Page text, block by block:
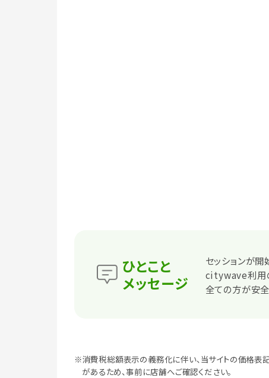
ひとこと
メッセージ
セッションが開
citywave利用の
全ての方が安
※消費税総額表示の義務化に伴い、当サイトの価格表
があるため、事前に店舗へご確認ください。